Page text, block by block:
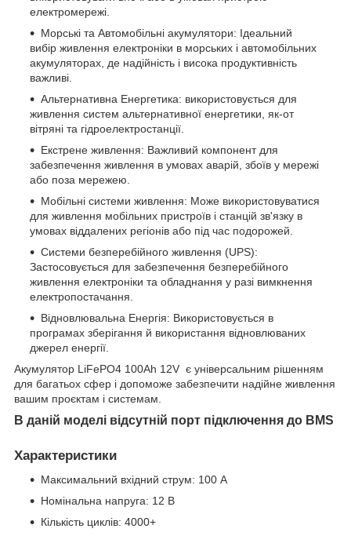
електромережі.
Морські та Автомобільні акумулятори: Ідеальний
вибір живлення електроніки в морських і автомобільних
акумуляторах, де надійність і висока продуктивність
важливі.
Альтернативна Енергетика: використовується для
живлення систем альтернативної енергетики, як-от
вітряні та гідроелектростанції.
Екстрене живлення: Важливий компонент для
забезпечення живлення в умовах аварій, збоїв у мережі
або поза мережею.
Мобільні системи живлення: Може використовуватися
для живлення мобільних пристроїв і станцій зв'язку в
умовах віддалених регіонів або під час подорожей.
Системи безперебійного живлення (UPS):
Застосовується для забезпечення безперебійного
живлення електроніки та обладнання у разі вимкнення
електропостачання.
Відновлювальна Енергія: Використовується в
програмах зберігання й використання відновлюваних
джерел енергії.
Акумулятор LiFePO4 100Ah 12V є універсальним рішенням
для багатьох сфер і допоможе забезпечити надійне живлення
вашим проєктам і системам.
В даній моделі відсутній порт підключення до BMS
Характеристики
Максимальний вхідний струм: 100 А
Номінальна напруга: 12 В
Кількість циклів: 4000+